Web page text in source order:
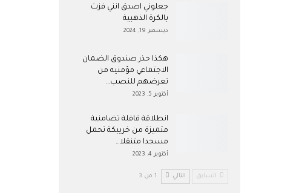
جعلوني اصدق انني فزت
بالكرة الذهبية
ديسمبر 19, 2024
هكذا حذر صندوق الضمان
الاجتماعي مؤمنيه من
تعرضهم للنصب…
أكتوبر 5, 2023
انطلاقة قافلة تضامنية
متميزة من خريبكة تحمل
مسجدا متنقلا…
أكتوبر 4, 2023
السابق التالي 1 من 3